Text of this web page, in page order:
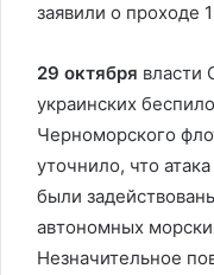
заявили о проходе
29 октября власти
украинских
Черноморского
уточнило, что
были
автономных
Незначительное